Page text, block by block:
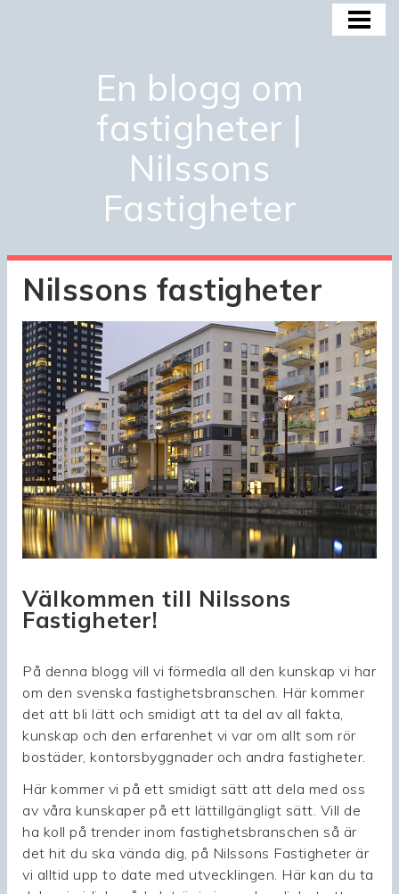
KÖPA OCH INVESTERA
En blogg om
fastigheter |
Nilssons
Fastigheter
Nilssons fastigheter
Välkommen till Nilssons
Fastigheter!
På denna blogg vill vi förmedla all den kunskap vi har
om den svenska fastighetsbranschen. Här kommer
det att bli lätt och smidigt att ta del av all fakta,
kunskap och den erfarenhet vi var om allt som rör
bostäder, kontorsbyggnader och andra fastigheter.
Här kommer vi på ett smidigt sätt att dela med oss
av våra kunskaper på ett lättillgängligt sätt. Vill de
ha koll på trender inom fastighetsbranschen så är
det hit du ska vända dig, på Nilssons Fastigheter är
vi alltid upp to date med utvecklingen. Här kan du ta